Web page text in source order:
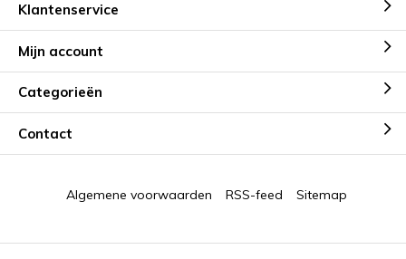
Klantenservice
Mijn account
Categorieën
Contact
Algemene voorwaarden RSS-feed Sitemap